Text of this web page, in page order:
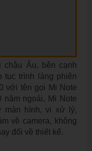
Âu, bên cạnh
tục trình làng phiên
với tên gọi Mi Note
ngoái, Mi Note
màn hình, vi xử lý,
về camera, không
đổi về thiết kế.